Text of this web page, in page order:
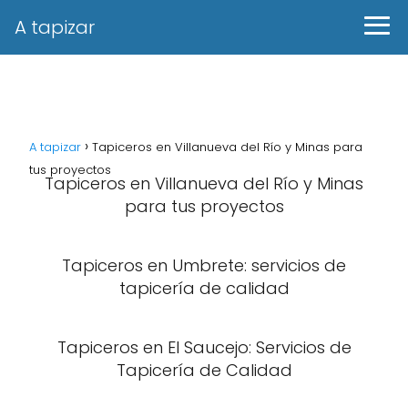
A tapizar
A tapizar
Tapiceros en Villanueva del Río y Minas para
tus proyectos
Tapiceros en Villanueva del Río y Minas
para tus proyectos
Tapiceros en Umbrete: servicios de
tapicería de calidad
Tapiceros en El Saucejo: Servicios de
Tapicería de Calidad